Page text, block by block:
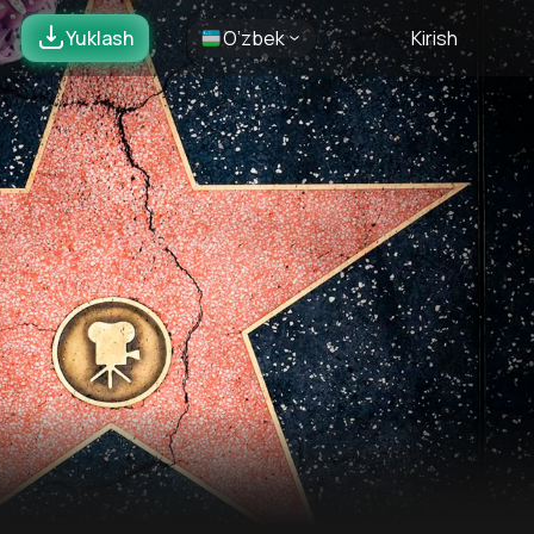
Yuklash O’zbek Kirish